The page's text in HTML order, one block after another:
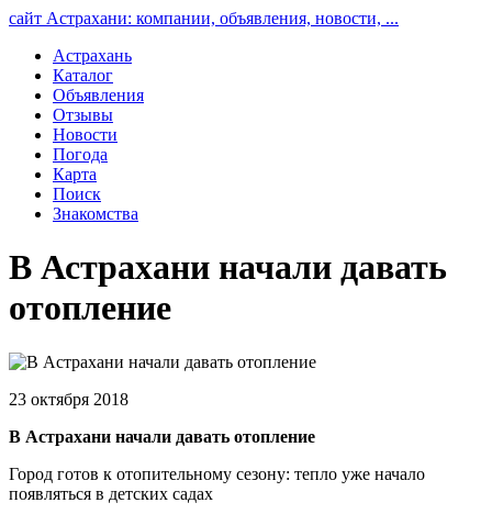
сайт Астрахани: компании, объявления, новости, ...
Астрахань
Каталог
Объявления
Отзывы
Новости
Погода
Карта
Поиск
Знакомства
В Астрахани начали давать
отопление
23 октября 2018
В Астрахани начали давать отопление
Город готов к отопительному сезону: тепло уже начало
появляться в детских садах